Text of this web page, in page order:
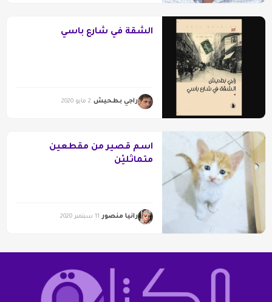
الشقة في شارع باسي
راجي بطحيش 2 مايو 2020
اسم قصير من مقطعين
متماثليْن
رانيا منصور 11 سبتمبر 2020